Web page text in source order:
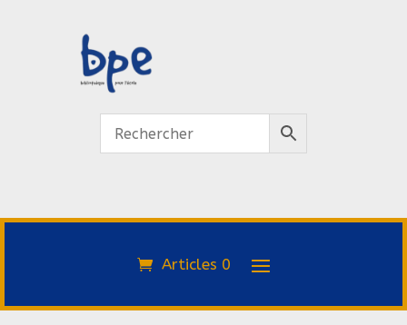
Articles 0